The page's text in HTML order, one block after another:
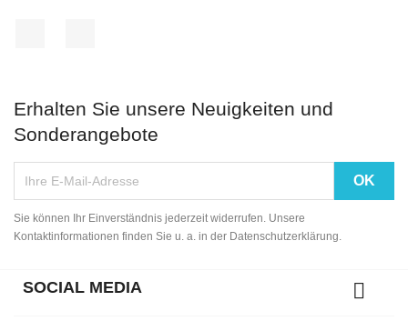
Erhalten Sie unsere Neuigkeiten und
Sonderangebote
Sie können Ihr Einverständnis jederzeit widerrufen. Unsere
Kontaktinformationen finden Sie u. a. in der Datenschutzerklärung.
SOCIAL MEDIA 